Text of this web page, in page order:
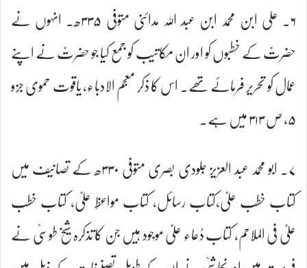
۶۔ علی ابن محمد ابن عبد اللہ مدائنی متوفی ۳۳۵ھ۔ انہوں نے
حضرتؑ کے خطبوں کو اور ان مکاتیب کو جمع کیا جو حضرتؑ نے اپنے
عمال کو تحریر فرمائے تھے۔ اس کا ذکر معجم الادباء، یاقوت حموی جزو
۵، ص ۳۱۳ میں ہے۔
۷۔ ابو محمد عبد العزیز جلودی بصری متوفی ۳۳۰ھ کے تصانیف میں
کتاب خطب علیؑ،کتاب رسائل، کتاب مواعظِ علیؑ، کتاب خطب
علیؑ فی الملاحم، کتاب دُعاء علیؑ موجود ہیں جن کا تذکرہ شیخ طوسیؒ نے